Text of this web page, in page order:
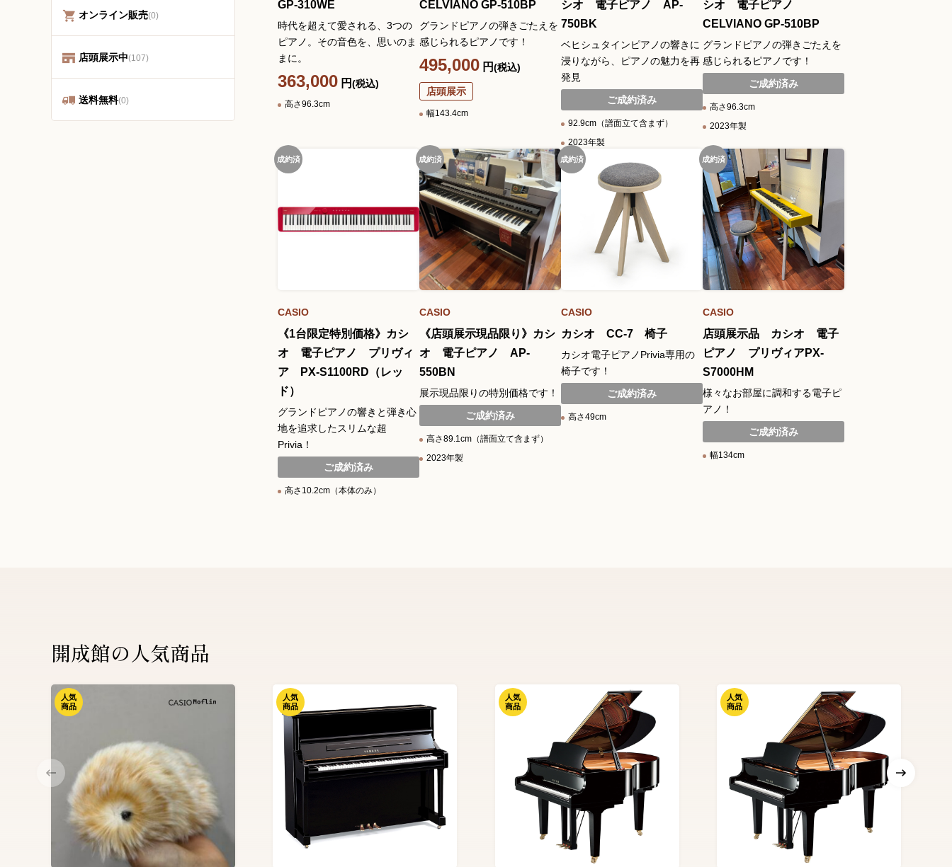
GP-310WE
時代を超えて愛される、3つの
ピアノ。その音色を、思いのま
まに。
363,000 円(税込)
高さ96.3cm
CELVIANO GP-510BP
グランドピアノの弾きごたえを
感じられるピアノです！
495,000 円(税込)
店頭展示
幅143.4cm
シオ 電子ピアノ AP-
750BK
ベヒシュタインピアノの響きに
浸りながら、ピアノの魅力を再
発見
ご成約済み
92.9cm（譜面立て含まず）
2023年製
シオ 電子ピアノ
CELVIANO GP-510BP
グランドピアノの弾きごたえを
感じられるピアノです！
ご成約済み
高さ96.3cm
2023年製
成約済
CASIO
《1台限定特別価格》カシ
オ 電子ピアノ プリヴィ
ア PX-S1100RD（レッ
ド）
グランドピアノの響きと弾き心
地を追求したスリムな超
Privia！
ご成約済み
高さ10.2cm（本体のみ）
成約済
CASIO
《店頭展示現品限り》カシ
オ 電子ピアノ AP-
550BN
展示現品限りの特別価格です！
ご成約済み
高さ89.1cm（譜面立て含まず）
2023年製
成約済
CASIO
カシオ CC-7 椅子
カシオ電子ピアノPrivia専用の
椅子です！
ご成約済み
高さ49cm
成約済
CASIO
店頭展示品 カシオ 電子
ピアノ プリヴィアPX-
S7000HM
様々なお部屋に調和する電子ピ
アノ！
ご成約済み
幅134cm
オンライン販売(0)
店頭展示中(107)
送料無料(0)
開成館の人気商品
人気
商品
人気
商品
人気
商品
人気
商品